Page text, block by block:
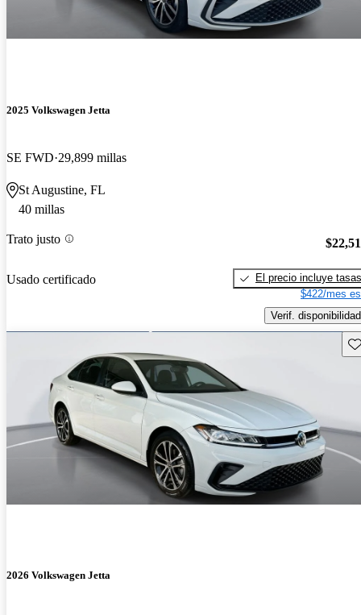
2025 Volkswagen Jetta
SE FWD 29,899 millas
St Augustine, FL
40 millas
Trato justo
Usado certificado
El precio incluye tasas
$422/mes
Verif. disponibilidad
2026 Volkswagen Jetta